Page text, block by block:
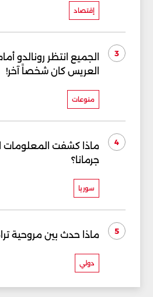
إقتصاد
3
الجميع انتظر رونالدو
العريس كان شخصاً آخر!
منوعات
4
ماذا كشفت المعلومات
جرمانا؟
سوريا
5 ماذا حدث بين مروحية
دولي